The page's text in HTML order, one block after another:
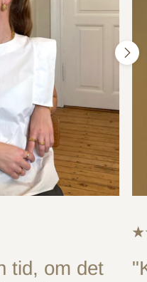
tid, om det